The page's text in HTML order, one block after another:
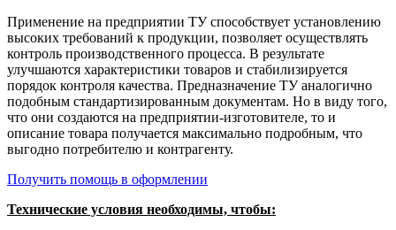
Применение на предприятии ТУ способствует установлению
высоких требований к продукции, позволяет осуществлять
контроль производственного процесса. В результате
улучшаются характеристики товаров и стабилизируется
порядок контроля качества. Предназначение ТУ аналогично
подобным стандартизированным документам. Но в виду того,
что они создаются на предприятии-изготовителе, то и
описание товара получается максимально подробным, что
выгодно потребителю и контрагенту.
Получить помощь в оформлении
Технические условия необходимы, чтобы: